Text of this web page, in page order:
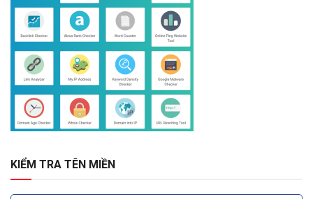
KIỂM TRA TÊN MIỀN